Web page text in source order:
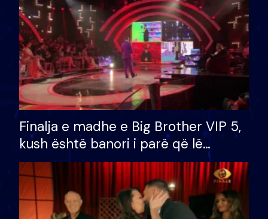
Finalja e madhe e Big Brother VIP 5,
kush është banori i parë që lë
shtëpinë dhe humb mundësinë për
të fituar çmimin e madh